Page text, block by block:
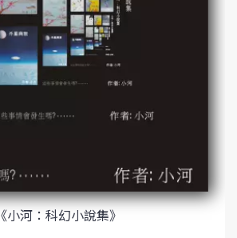
《小河：科幻小說集》